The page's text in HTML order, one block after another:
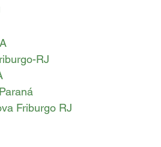
RJ
Friburgo RJ